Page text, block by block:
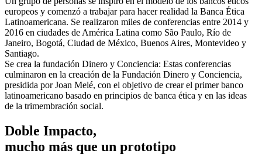
europeos y comenzó a trabajar para hacer realidad la Banca Ética
Latinoamericana. Se realizaron miles de conferencias entre 2014 y
2016 en ciudades de América Latina como São Paulo, Río de
Janeiro, Bogotá, Ciudad de México, Buenos Aires, Montevideo y
Santiago.
Se crea la fundación Dinero y Conciencia: Estas conferencias
culminaron en la creación de la Fundación Dinero y Conciencia,
presidida por Joan Melé, con el objetivo de crear el primer banco
latinoamericano basado en principios de banca ética y en las ideas
de la trimembración social.
Doble Impacto,
mucho más que un prototipo